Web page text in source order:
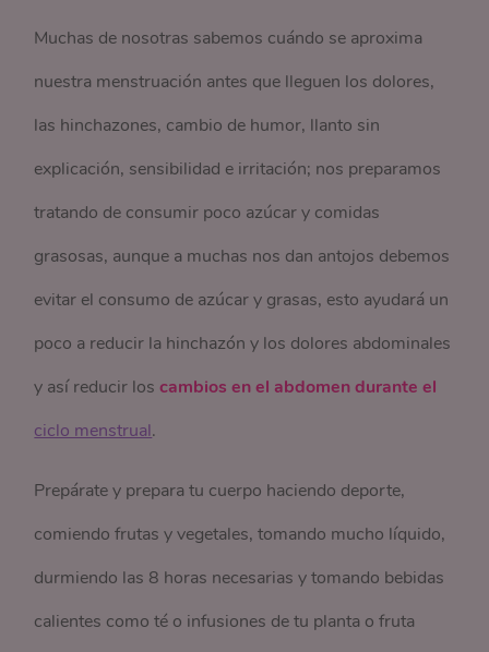
Muchas de nosotras sabemos cuándo se aproxima
nuestra menstruación antes que lleguen los dolores,
las hinchazones, cambio de humor, llanto sin
explicación, sensibilidad e irritación; nos preparamos
tratando de consumir poco azúcar y comidas
grasosas, aunque a muchas nos dan antojos debemos
evitar el consumo de azúcar y grasas, esto ayudará un
poco a reducir la hinchazón y los dolores abdominales
y así reducir loscambios en el abdomen durante el
ciclo menstrual.
Prepárate y prepara tu cuerpo haciendo deporte,
comiendo frutas y vegetales, tomando mucho líquido,
durmiendo las 8 horas necesarias y tomando bebidas
calientes como té o infusiones de tu planta o fruta